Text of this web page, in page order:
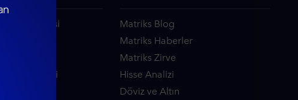
Kütüphanesi
Akademi
Fon Getirileri
Matriks Blog
Matriks Haberler
Matriks Zirve
Hisse Analizi
Döviz ve Altın